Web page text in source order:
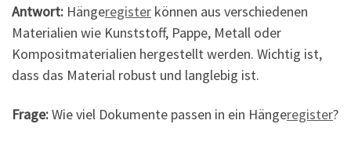
Antwort: Hängeregister können aus verschiedenen
Materialien wie Kunststoff, Pappe, Metall oder
Kompositmaterialien hergestellt werden. Wichtig ist,
dass das Material robust und langlebig ist.
Frage:Wie viel Dokumente passen in ein Hängeregister?